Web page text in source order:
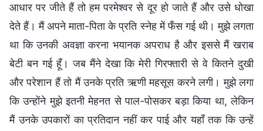
आधार पर जीते हैं तो हम परमेश्वर से दूर हो जाते हैं और उसे धोखा
देते हैं। मैं अपने माता-पिता के प्रति स्नेह में फँस गई थी। मुझे लगता
था कि उनकी अवज्ञा करना भयानक अपराध है और इससे मैं खराब
बेटी बन गई हूँ। जब मैंने देखा कि मेरी गिरफ्तारी से वे कितने दुखी
और परेशान हैं तो मैं उनके प्रति ऋणी महसूस करने लगी। मुझे लगा
कि उन्होंने मुझे इतनी मेहनत से पाल-पोसकर बड़ा किया था, लेकिन
मैं उनके उपकारों का प्रतिदान नहीं कर पाई और यहाँ तक कि उन्हें